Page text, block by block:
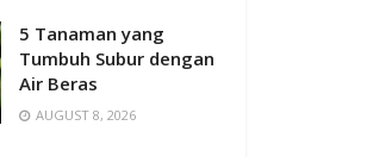
5 Tanaman yang
Tumbuh Subur dengan
Air Beras
AUGUST 8, 2026